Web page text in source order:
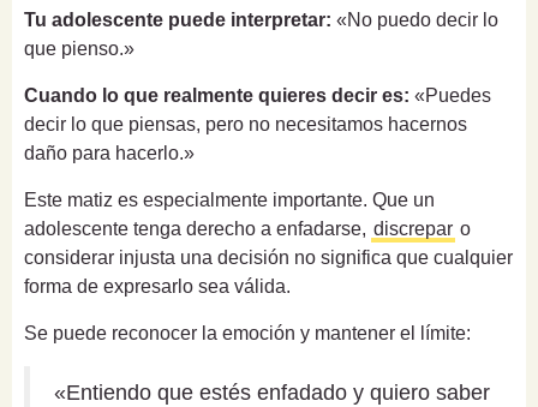
Tu adolescente puede interpretar: «No puedo decir lo
que pienso.»
Cuando lo que realmente quieres decir es: «Puedes
decir lo que piensas, pero no necesitamos hacernos
daño para hacerlo.»
Este matiz es especialmente importante. Que un
adolescente tenga derecho a enfadarse, discrepar o
considerar injusta una decisión no significa que cualquier
forma de expresarlo sea válida.
Se puede reconocer la emoción y mantener el límite:
«Entiendo que estés enfadado y quiero saber